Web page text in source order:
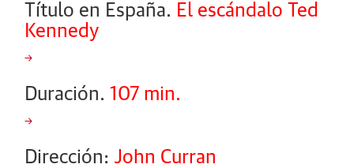
Título en España. El escándalo Ted
Kennedy
Duración. 107 min.
Dirección: John Curran